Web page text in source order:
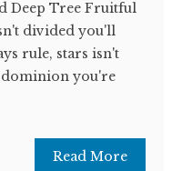
Deep Tree Fruitful
divided you'll
rule, stars isn't
dominion you're
Read More